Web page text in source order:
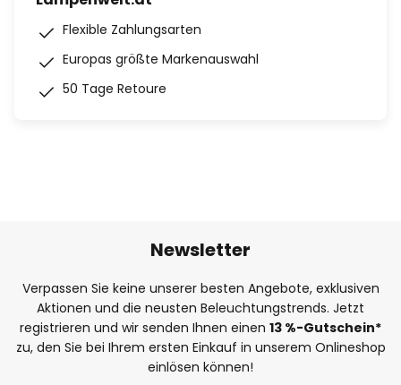
Flexible Zahlungsarten
Europas größte Markenauswahl
50 Tage Retoure
Newsletter
Verpassen Sie keine unserer besten Angebote, exklusiven
Aktionen und die neusten Beleuchtungstrends. Jetzt
registrieren und wir senden Ihnen einen 13 %-Gutschein*
zu, den Sie bei Ihrem ersten Einkauf in unserem Onlineshop
einlösen können!